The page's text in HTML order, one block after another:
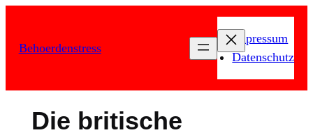
springen
Behoerdenstress
Impressum
Datenschutz
Die britische